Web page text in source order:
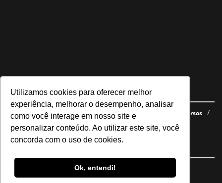
Utilizamos cookies para oferecer melhor
experiência, melhorar o desempenho, analisar
como você interage em nosso site e
personalizar conteúdo. Ao utilizar este site, você
concorda com o uso de cookies.
Ok, entendi!
Navegue no site
Últimas notícias Quem somos E-books gratuitos
Cursos
Política de privacidade